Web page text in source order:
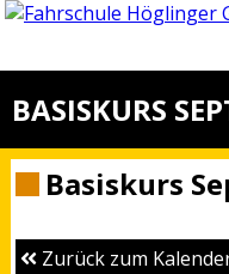
BASISKURS
Basiskurs
Zurück zum